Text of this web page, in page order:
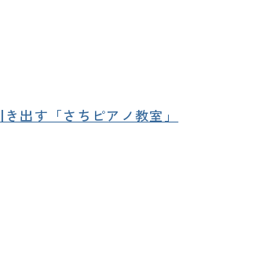
出す「さちピアノ教室」